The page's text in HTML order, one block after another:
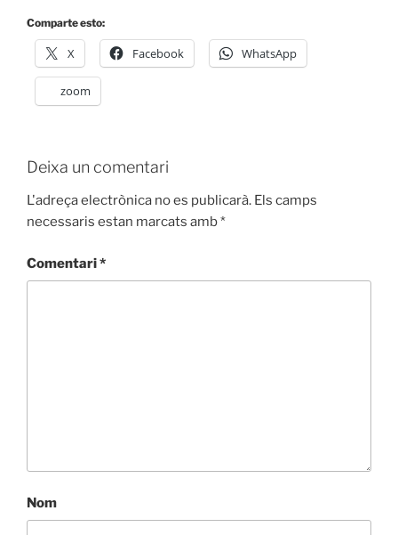
Comparte esto:
X Facebook WhatsApp
zoom
Deixa un comentari
L'adreça electrònica no es publicarà. Els camps
necessaris estan marcats amb*
Comentari*
Nom